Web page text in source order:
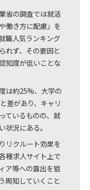
省の調査では就活
働き方に配慮」を
職人気ランキング
れず、その要因と
知度が低いことな
は約25%、大学の
差があり、キャリ
ているものの、就
状況にある。
リクルート効果を
種求人サイト上で
ア等への露出を狙
周知していくこと